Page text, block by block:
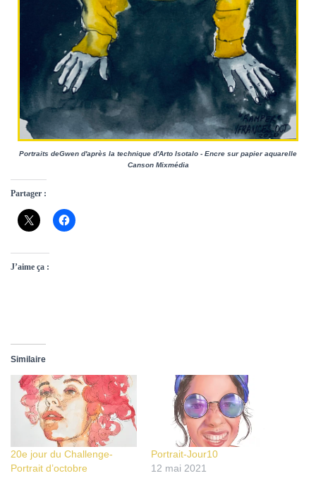
Portraits deGwen d'après la technique d'Arto Isotalo - Encre sur papier aquarelle
Canson Mixmédia
Partager :
J’aime ça :
Similaire
20e jour du Challenge-
Portrait d’octobre
Portrait-Jour10
12 mai 2021